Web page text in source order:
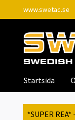
www.swetac.se
Startsida
*SUPER